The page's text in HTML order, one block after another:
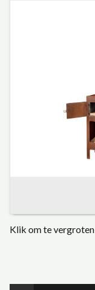
Klik om te vergroten